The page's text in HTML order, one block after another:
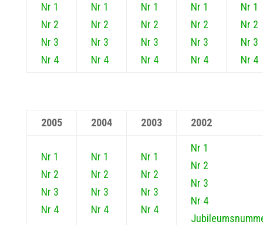
Nr 1
Nr 2
Nr 3
Nr 4
Nr 1
Nr 2
Nr 3
Nr 4
Nr 1
Nr 2
Nr 3
Nr 4
Nr 1
Nr 2
Nr 3
Nr 4
Nr 1
Nr 2
Nr 3
Nr 4
2005 2004 2003 2002
Nr 1
Nr 2
Nr 3
Nr 4
Nr 1
Nr 2
Nr 3
Nr 4
Nr 1
Nr 2
Nr 3
Nr 4
Nr 1
Nr 2
Nr 3
Nr 4